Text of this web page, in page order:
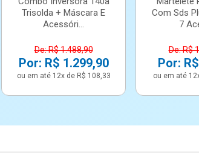
Trisolda + Máscara E
Acessóri...
De: R$ 1.488,90
Por: R$ 1.299,90
ou em até 12x de R$ 108,33
Com Sds
7
De: R$
Por:
ou em até